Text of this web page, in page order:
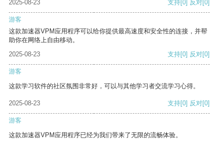
2025-08-23 支持 [0] 反对 [0]
游客
这款加速器VPM应用程序可以给你提供最高速度和安全性的连接，并帮
助你在网络上自由移动。
2025-08-23
支持[0] 反对[0]
游客
这款学习软件的社区氛围非常好，可以与其他学习者交流学习心得。
2025-08-23 支持[0] 反对[0]
游客
这款加速器VPM应用程序已经为我们带来了无限的流畅体验。